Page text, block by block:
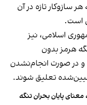
سازوکار تازه در آن
است.
اسلامی، نیز
هرمز بدون
در صورت انجام‌نشدن
تعلیق شوند.
پایان بحران تنگه